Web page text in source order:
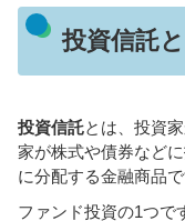
投資信託
投資信託とは、投資
家が株式や債券など
に分配する金融商品で
ファンド投資の1つで